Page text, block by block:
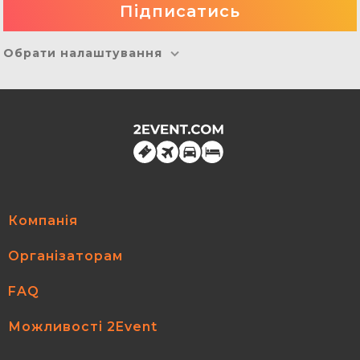
Обрати налаштування
Компанія
Організаторам
FAQ
Можливості 2Event